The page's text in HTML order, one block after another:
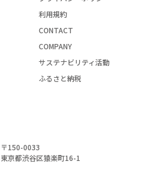
利用規約
CONTACT
COMPANY
サステナビリティ活動
ふるさと納税
〒150-0033
東京都渋谷区猿楽町16-1